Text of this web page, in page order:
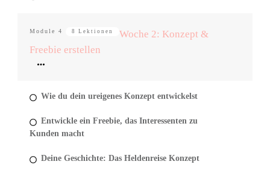
Module 4 8 Lektionen
Woche 2: Konzept &
Freebie erstellen
Wie du dein ureigenes Konzept entwickelst
Entwickle ein Freebie, das Interessenten zu
Kunden macht
Deine Geschichte: Das Heldenreise Konzept